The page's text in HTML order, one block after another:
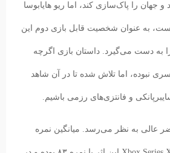
و جهان را پاک‌سازی کند، اما ریو هایابوسا
به عنوان شخصیت قابل بازی دوم این
به دست می‌گیرد. داستان بازی اگرچه
نبوده،‌ اما تلاش شده تا در آن شاهد
و فانتزی‌‌های رزمی باشیم.
عالی به نظر می‌رسد. میانگین نمره